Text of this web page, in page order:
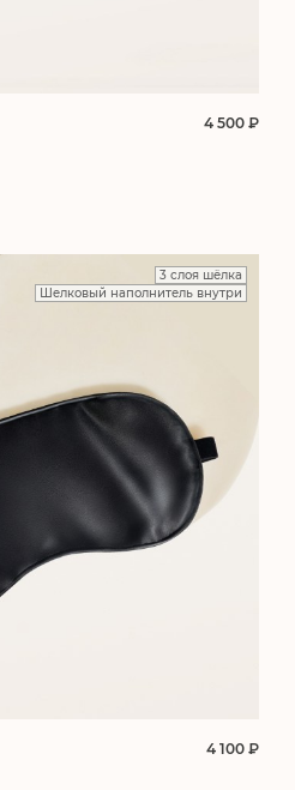
4 500 ₽
3 слоя шёлка
Шелковый наполнитель внутри
4 100 ₽